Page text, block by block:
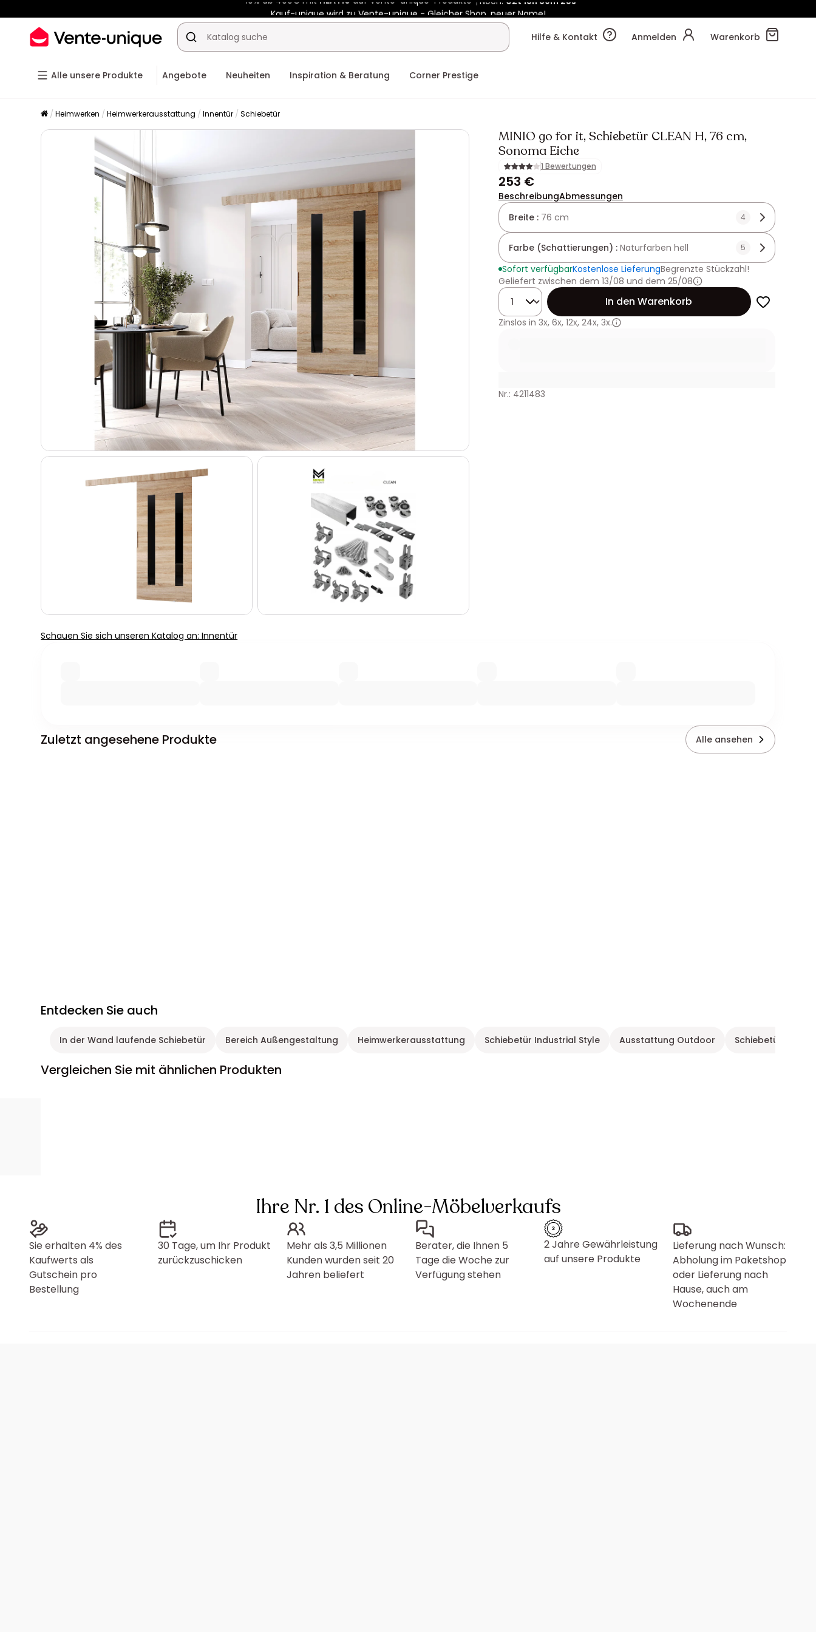
Kauf-unique wird zu Vente-unique - Gleicher Shop, neuer Name!
-10% ab 400€ mitHEAT10auf Vente-unique-Produkte Noch:02t
Hilfe & Kontakt
Anmelden Warenkorb
Alle unsere Produkte Angebote Neuheiten Inspiration & Beratung Corner Prestige
Heimwerken Heimwerkerausstattung Innentür Schiebetür
MINIO go for it, Schiebetür CLEAN H, 76 cm,
Sonoma Eiche
1 Bewertungen
253 €
BeschreibungAbmessungen
Breite : 76 cm 4
Farbe (Schattierungen) : Naturfarben hell 5
Sofort verfügbarKostenlose LieferungBegrenzte Stückzahl!
Geliefert zwischen dem 13/08 und dem 25/08
Menge
In den Warenkorb
Zinslos in 3x, 6x, 12x, 24x, 3x.
Nr.: 4211483
Schauen Sie sich unseren Katalog an: Innentür
Zuletzt angesehene Produkte Alle ansehen
Entdecken Sie auch
In der Wand laufende Schiebetür Bereich Außengestaltung Heimwerkerausstattung Schiebetür Industrial Style Ausstattung Outdoor Schiebetür
Vergleichen Sie mit ähnlichen Produkten
Ihre Nr. 1 des Online-Möbelverkaufs
Sie erhalten 4% des
Kaufwerts als
Gutschein pro
Bestellung
30 Tage, um Ihr Produkt
zurückzuschicken
Mehr als 3,5 Millionen
Kunden wurden seit 20
Jahren beliefert
Berater, die Ihnen 5
Tage die Woche zur
Verfügung stehen
2 Jahre Gewährleistung
auf unsere Produkte
Lieferung nach Wunsch:
Abholung im Paketshop
oder Lieferung nach
Hause, auch am
Wochenende